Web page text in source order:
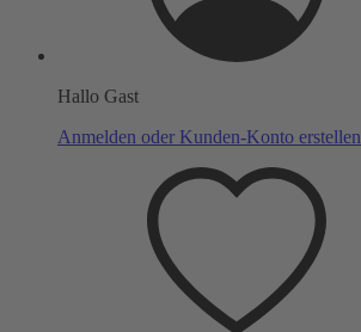
Hallo Gast
Anmelden oder Kunden-Konto erstellen